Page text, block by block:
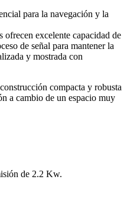
para la navegación y la
ofrecen excelente capacidad de
de señal para mantener la
y mostrada con
compacta y robusta
a cambio de un espacio muy
de 2.2 Kw.